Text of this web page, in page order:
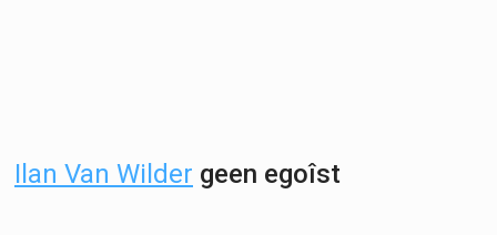
Ilan Van Wilder geen egoîst